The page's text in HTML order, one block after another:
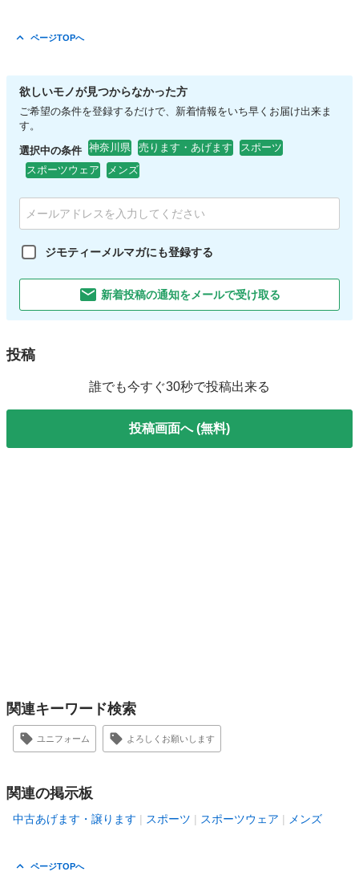
ページTOPへ
欲しいモノが見つからなかった方
ご希望の条件を登録するだけで、新着情報をいち早くお届け出来ま
す。
選択中の条件 神奈川県 売ります・あげます
スポーツ
スポーツウェア
メンズ
ジモティーメルマガにも登録する
新着投稿の通知をメールで受け取る
投稿
誰でも今すぐ30秒で投稿出来る
投稿画面へ (無料)
関連キーワード検索
ユニフォーム よろしくお願いします
関連の掲示板
中古あげます・譲ります スポーツ スポーツウェア メンズ
ページTOPへ